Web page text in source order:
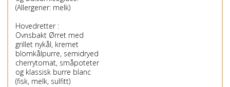
(Allergener: melk)
Hovedretter :
Ovnsbakt Ørret med
grillet nykål, kremet
blomkålpurre, semidryed
cherrytomat, småpoteter
og klassisk burre blanc
(fisk, melk, sulfitt)